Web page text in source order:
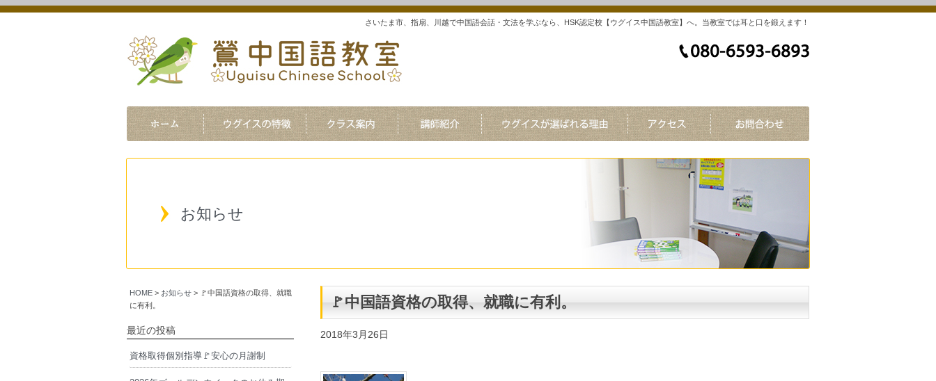
さいたま市、指扇、川越で中国語会話・文法を学ぶなら、HSK認定校【ウグイス中国語教室】へ。当教室では耳と口を鍛えます！
お知らせ
🚩中国語資格の取得、就職に有利。
2018年3月26日
HOME > お知らせ > 🚩中国語資格の取得、就職
に有利。
最近の投稿
資格取得個別指導🚩安心の月謝制